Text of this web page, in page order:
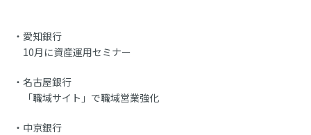
愛知銀行
10月に資産運用セミナー
名古屋銀行
「職域サイト」で職域営業強化
中京銀行